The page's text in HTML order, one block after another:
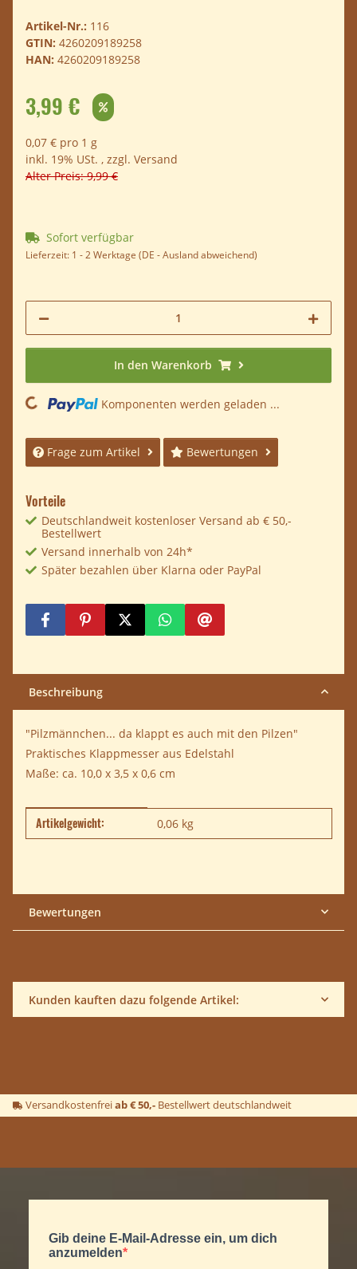
Artikel-Nr.: 116
GTIN: 4260209189258
HAN: 4260209189258
3,99 €
0,07 € pro 1 g
inkl. 19% USt. , zzgl. Versand
Alter Preis: 9,99 €
Sofort verfügbar
Lieferzeit: 1 - 2 Werktage (DE - Ausland abweichend)
In den Warenkorb
Komponenten werden geladen ...
Frage zum Artikel Bewertungen
Vorteile
Deutschlandweit kostenloser Versand ab € 50,-
Bestellwert
Versand innerhalb von 24h*
Später bezahlen über Klarna oder PayPal
Beschreibung
"Pilzmännchen... da klappt es auch mit den Pilzen"
Praktisches Klappmesser aus Edelstahl
Maße: ca. 10,0 x 3,5 x 0,6 cm
Produkteigenschaft
Wert
Artikelgewicht: 0,06 kg
Bewertungen
Kunden kauften dazu folgende Artikel:
Versandkostenfreiab € 50,- Bestellwert deutschlandweit